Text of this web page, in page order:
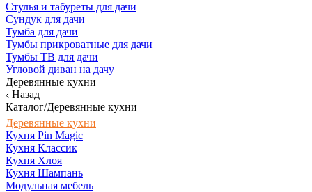
Стулья и табуреты для дачи
Сундук для дачи
Тумба для дачи
Тумбы прикроватные для дачи
Тумбы ТВ для дачи
Угловой диван на дачу
Деревянные кухни
Назад
Каталог/Деревянные кухни
Деревянные кухни
Кухня Pin Magic
Кухня Классик
Кухня Хлоя
Кухня Шампань
Модульная мебель